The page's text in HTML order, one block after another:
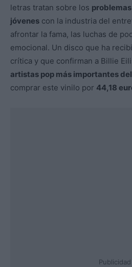
letras tratan sobre los
jóvenes con la industria del
afrontar la fama, las luchas de
emocional. Un disco que ha
crítica y que confirman a Billie
artistas pop más importantes
comprar este vinilo por 44,18
Publicidad